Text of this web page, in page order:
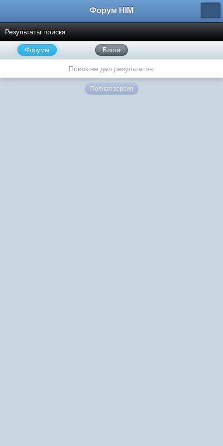
Форум HIM
Результаты поиска
Форумы Блоги
Поиск не дал результатов.
Полная версия